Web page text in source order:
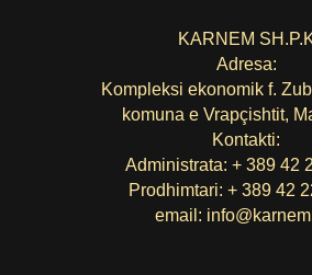
KARNEM
Adresa:
Kompleksi ekonomik f.
komuna е Vrapçishtit,
Kontakti:
Administrata: + 389 42
Prodhimtari: + 389 42
email: